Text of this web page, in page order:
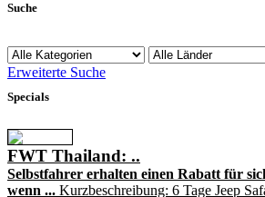
Suche
Erweiterte Suche
Specials
FWT Thailand: ..
Selbstfahrer erhalten einen Rabatt für
wenn ... Kurzbeschreibung: 6 Tage Jeep